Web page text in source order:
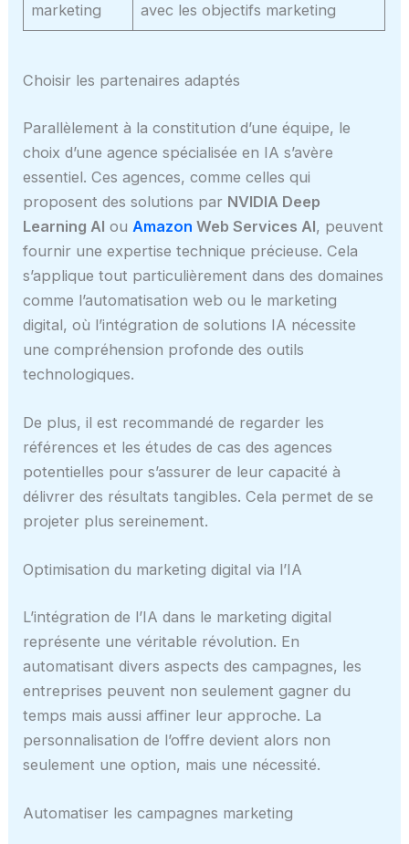
marketing
avec les objectifs marketing
Choisir les partenaires adaptés
Parallèlement à la constitution d’une équipe, le
choix d’une agence spécialisée en IA s’avère
essentiel. Ces agences, comme celles qui
proposent des solutions par NVIDIA Deep
Learning AI ou Amazon Web Services AI, peuvent
fournir une expertise technique précieuse. Cela
s’applique tout particulièrement dans des domaines
comme l’automatisation web ou le marketing
digital, où l’intégration de solutions IA nécessite
une compréhension profonde des outils
technologiques.
De plus, il est recommandé de regarder les
références et les études de cas des agences
potentielles pour s’assurer de leur capacité à
délivrer des résultats tangibles. Cela permet de se
projeter plus sereinement.
Optimisation du marketing digital via l’IA
L’intégration de l’IA dans le marketing digital
représente une véritable révolution. En
automatisant divers aspects des campagnes, les
entreprises peuvent non seulement gagner du
temps mais aussi affiner leur approche. La
personnalisation de l’offre devient alors non
seulement une option, mais une nécessité.
Automatiser les campagnes marketing